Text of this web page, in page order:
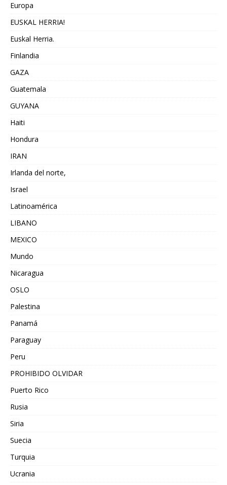
Europa
EUSKAL HERRIA!
Euskal Herria.
Finlandia
GAZA
Guatemala
GUYANA
Haiti
Hondura
IRAN
Irlanda del norte,
Israel
Latinoamérica
LIBANO
MEXICO
Mundo
Nicaragua
OSLO
Palestina
Panamá
Paraguay
Peru
PROHIBIDO OLVIDAR
Puerto Rico
Rusia
Siria
Suecia
Turquia
Ucrania